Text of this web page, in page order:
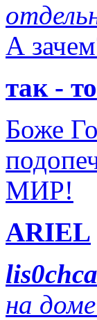
А
так - то
Боже
МИР!
ARIEL
на